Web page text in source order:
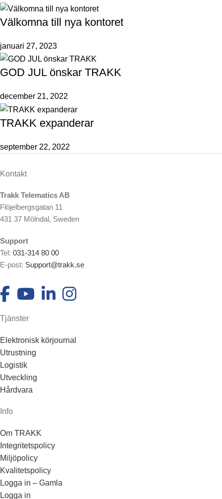
Välkomna till nya kontoret
januari 27, 2023
GOD JUL önskar TRAKK
december 21, 2022
TRAKK expanderar
september 22, 2022
Kontakt
Trakk Telematics AB
Flöjelbergsgatan 11
431 37 Mölndal, Sweden
Support
Tel: 031-314 80 00
E-post: Support@trakk.se
Tjänster
Elektronisk körjournal
Utrustning
Logistik
Utveckling
Hårdvara
Info
Om TRAKK
Integritetspolicy
Miljöpolicy
Kvalitetspolicy
Logga in – Gamla
Logga in